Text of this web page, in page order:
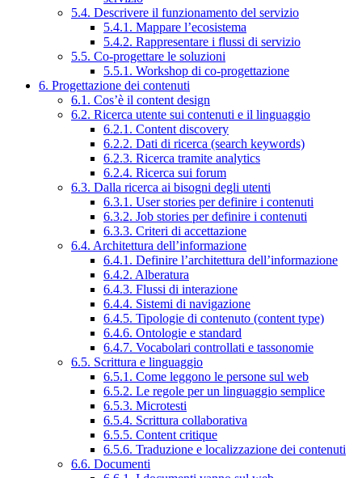
5.4. Descrivere il funzionamento del servizio
5.4.1. Mappare l’ecosistema
5.4.2. Rappresentare i flussi di servizio
5.5. Co-progettare le soluzioni
5.5.1. Workshop di co-progettazione
6. Progettazione dei contenuti
6.1. Cos’è il content design
6.2. Ricerca utente sui contenuti e il linguaggio
6.2.1. Content discovery
6.2.2. Dati di ricerca (search keywords)
6.2.3. Ricerca tramite analytics
6.2.4. Ricerca sui forum
6.3. Dalla ricerca ai bisogni degli utenti
6.3.1. User stories per definire i contenuti
6.3.2. Job stories per definire i contenuti
6.3.3. Criteri di accettazione
6.4. Architettura dell’informazione
6.4.1. Definire l’architettura dell’informazione
6.4.2. Alberatura
6.4.3. Flussi di interazione
6.4.4. Sistemi di navigazione
6.4.5. Tipologie di contenuto (content type)
6.4.6. Ontologie e standard
6.4.7. Vocabolari controllati e tassonomie
6.5. Scrittura e linguaggio
6.5.1. Come leggono le persone sul web
6.5.2. Le regole per un linguaggio semplice
6.5.3. Microtesti
6.5.4. Scrittura collaborativa
6.5.5. Content critique
6.5.6. Traduzione e localizzazione dei contenuti
6.6. Documenti